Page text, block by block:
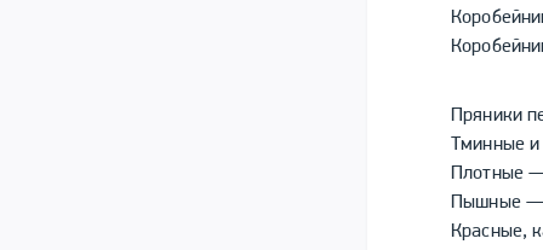
Пряники
Тминные
Плотные
Пышные
Красные,